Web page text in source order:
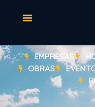
EMPRESAS
OBRAS